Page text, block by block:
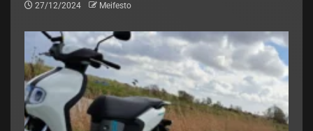
27/12/2024 Meifesto